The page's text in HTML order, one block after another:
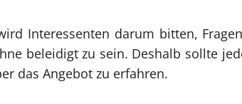
Interessenten darum bitten,
beleidigt zu sein. Deshalb sollte
das Angebot zu erfahren.